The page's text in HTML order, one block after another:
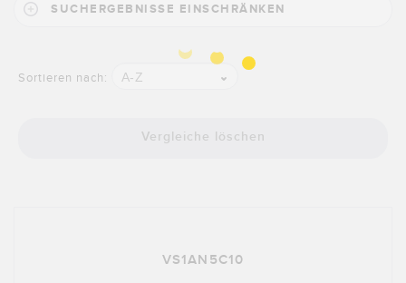
SUCHERGEBNISSE EINSCHRÄNKEN
Sortieren nach: A-Z
Vergleiche löschen
VS1AN5C10